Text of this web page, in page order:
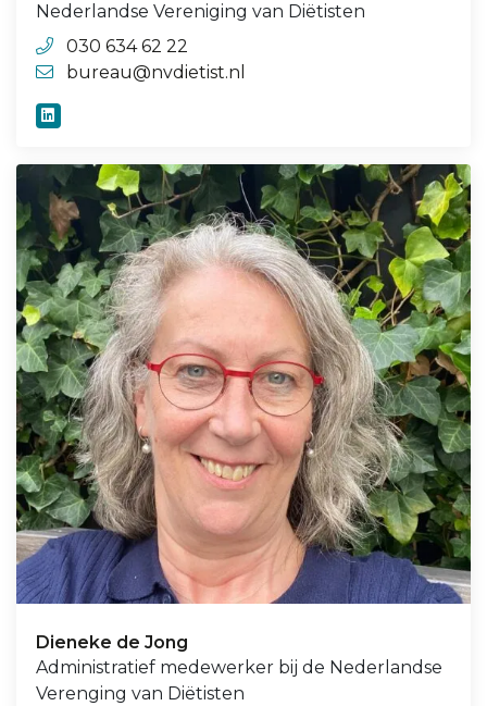
Nederlandse Vereniging van Diëtisten
030 634 62 22
bureau@nvdietist.nl
Dieneke de Jong
Administratief medewerker bij de Nederlandse
Verenging van Diëtisten